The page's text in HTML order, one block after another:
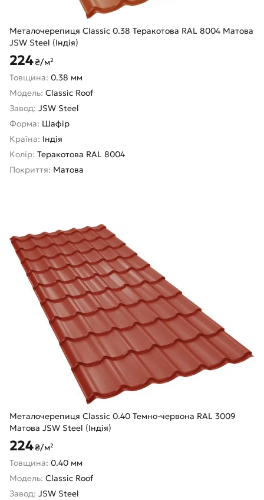
Металочерепиця Classic 0.38 Теракотова RAL 8004 Матова
JSW Steel (Індія)
224₴/м²
Товщина: 0.38 мм
Модель: Classic Roof
Завод: JSW Steel
Форма: Шафір
Країна: Індія
Колір: Теракотова RAL 8004
Покриття: Матова
Металочерепиця Classic 0.40 Темно-червона RAL 3009
Матова JSW Steel (Індія)
224₴/м²
Товщина: 0.40 мм
Модель: Classic Roof
Завод: JSW Steel